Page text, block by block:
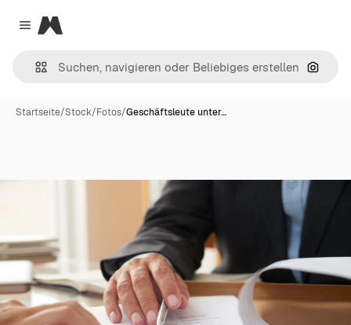
Close menu
Magnific
Nach
Startseite/Stock/Fotos/Geschäftsleute unter…